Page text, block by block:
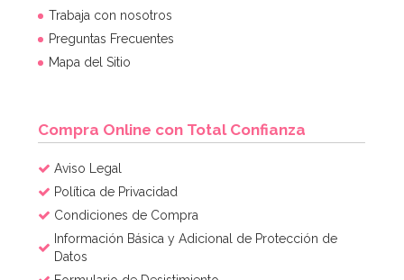
Trabaja con nosotros
Preguntas Frecuentes
Mapa del Sitio
Compra Online con Total Confianza
Aviso Legal
Política de Privacidad
Condiciones de Compra
Información Básica y Adicional de Protección de
Datos